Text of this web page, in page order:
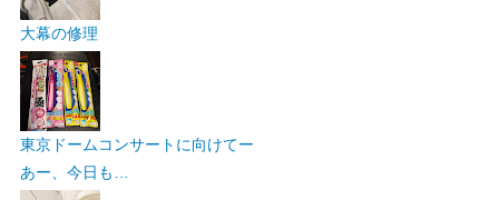
大幕の修理
東京ドームコンサートに向けてー
あー、今日も…